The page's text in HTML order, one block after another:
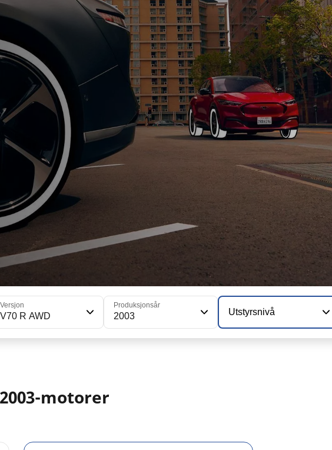
Versjon
V70 R AWD
Produksjonsår
2003 Utstyrsnivå
2003-motorer